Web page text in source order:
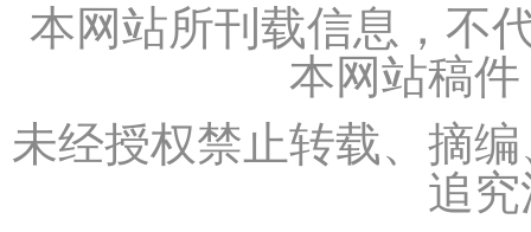
本网站所刊载信息，不
本网站稿
未经授权禁止转载、摘
追